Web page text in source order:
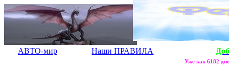
АВТО-мир Наши ПРАВИЛА
Уже как 6182